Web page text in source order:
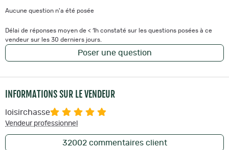
Aucune question n'a été posée
Délai de réponses moyen de < 1h constaté sur les questions posées à ce
vendeur sur les 30 derniers jours.
Poser une question
INFORMATIONS SUR LE VENDEUR
loisirchasse
Vendeur professionnel
32002commentaires client